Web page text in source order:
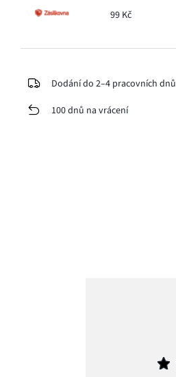
99 Kč
Dodání do 2–4 pracovních dnů
100 dnů na vrácení